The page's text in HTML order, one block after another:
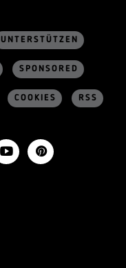
UNTERSTÜTZEN
SPONSORED
COOKIES RSS